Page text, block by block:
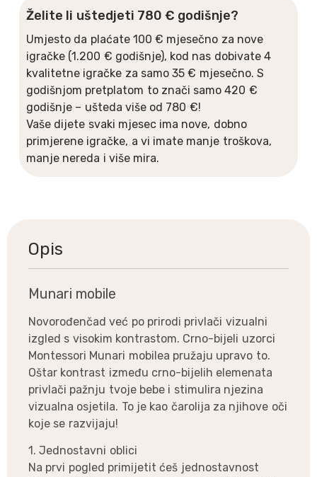
Želite li uštedjeti 780 € godišnje?
Umjesto da plaćate 100 € mjesečno za nove
igračke (1.200 € godišnje), kod nas dobivate 4
kvalitetne igračke za samo 35 € mjesečno. S
godišnjom pretplatom to znači samo 420 €
godišnje – ušteda više od 780 €!
Vaše dijete svaki mjesec ima nove, dobno
primjerene igračke, a vi imate manje troškova,
manje nereda i više mira.
Opis
Munari mobile
Novorođenčad već po prirodi privlači vizualni
izgled s visokim kontrastom. Crno-bijeli uzorci
Montessori Munari mobilea pružaju upravo to.
Oštar kontrast između crno-bijelih elemenata
privlači pažnju tvoje bebe i stimulira njezina
vizualna osjetila. To je kao čarolija za njihove oči
koje se razvijaju!
1. Jednostavni oblici
Na prvi pogled primijetit ćeš jednostavnost